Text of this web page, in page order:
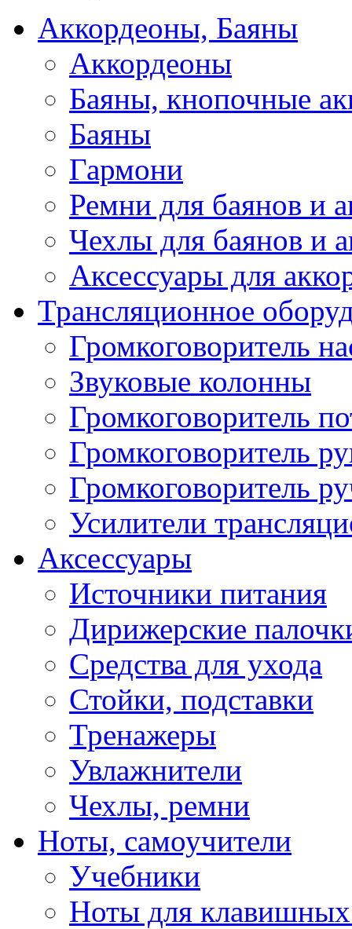
Аккордеоны, Баяны
Аккордеоны
Баяны, кнопочные
Баяны
Гармони
Ремни для баянов и
Чехлы для баянов и
Аксессуары для
Трансляционное
Громкоговоритель
Звуковые колонны
Громкоговоритель
Громкоговоритель
Громкоговоритель
Усилители
Аксессуары
Источники питания
Дирижерские
Средства для ухода
Стойки, подставки
Тренажеры
Увлажнители
Чехлы, ремни
Ноты, самоучители
Учебники
Ноты для клавишных